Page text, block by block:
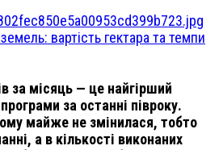
вартість гектара та темпи
за місяць — це найгірший
за останні півроку.
майже не змінилася, тобто
а в кількості виконаних